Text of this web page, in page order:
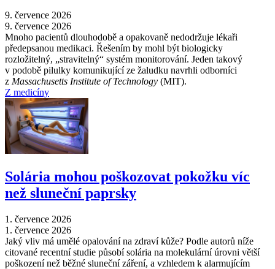
9. července 2026
9. července 2026
Mnoho pacientů dlouhodobě a opakovaně nedodržuje lékaři
předepsanou medikaci. Řešením by mohl být biologicky
rozložitelný, „stravitelný“ systém monitorování. Jeden takový
v podobě pilulky komunikující ze žaludku navrhli odborníci
z Massachusetts Institute of Technology (MIT).
Z medicíny
Solária mohou poškozovat pokožku víc
než sluneční paprsky
1. července 2026
1. července 2026
Jaký vliv má umělé opalování na zdraví kůže? Podle autorů níže
citované recentní studie působí solária na molekulární úrovni větší
poškození než běžné sluneční záření, a vzhledem k alarmujícím